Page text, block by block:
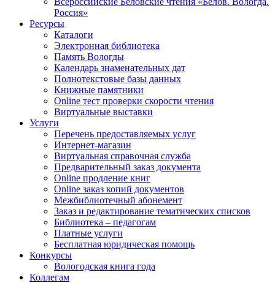
Россия»
Ресурсы
Каталоги
Электронная библиотека
Память Вологды
Календарь знаменательных дат
Полнотекстовые базы данных
Книжные памятники
Online тест проверки скорости чтения
Виртуальные выставки
Услуги
Перечень предоставляемых услуг
Интернет-магазин
Виртуальная справочная служба
Предварительный заказ документа
Online продление книг
Online заказ копий документов
Межбиблиотечный абонемент
Заказ и редактирование тематических списков
Библиотека – педагогам
Платные услуги
Бесплатная юридическая помощь
Конкурсы
Вологодская книга года
Коллегам